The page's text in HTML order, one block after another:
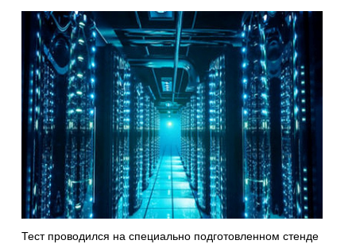
Тест проводился на специально подготовленном стенде